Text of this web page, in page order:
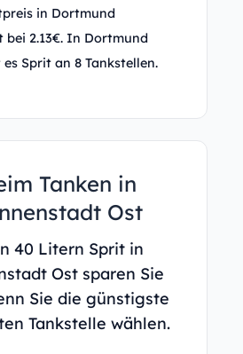
in Dortmund
2.13€. In Dortmund
Sprit an 8 Tankstellen.
Tanken in
Ost
40 Litern Sprit in
Ost sparen Sie
Sie die günstigste
Tankstelle wählen.